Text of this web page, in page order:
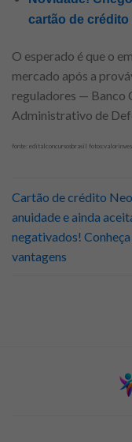
cartão de
O esperado é que o
mercado após a
reguladores — Banco
Administrativo de
fonte: editalconcursosbrasil
Cartão de crédito
anuidade e ainda
negativados! Conheça
vantagens